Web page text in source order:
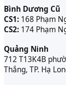
Bình Dương Cũ
CS1: 168 Phạm
CS2: 174 Phạm
Quảng Ninh
712 T13K4B
Thắng, TP. Hạ